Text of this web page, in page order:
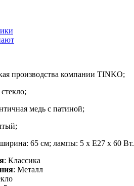
производства компании TINKO;
медь с патиной;
65 см; лампы: 5 х Е27 х 60 Вт.
: Классика
: Металл